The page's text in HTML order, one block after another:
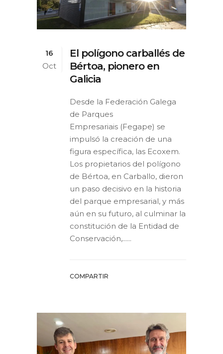
16
Oct
El polígono carballés de
Bértoa, pionero en
Galicia
Desde la Federación Galega
de Parques
Empresariais (Fegape) se
impulsó la creación de una
figura específica, las Ecoxem.
Los propietarios del polígono
de Bértoa, en Carballo, dieron
un paso decisivo en la historia
del parque empresarial, y más
aún en su futuro, al culminar la
constitución de la Entidad de
Conservación,......
COMPARTIR